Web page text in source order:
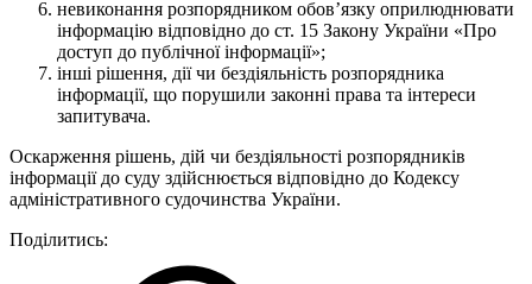
невиконання розпорядником обов’язку оприлюднювати
інформацію відповідно до ст. 15 Закону України «Про
доступ до публічної інформації»;
інші рішення, дії чи бездіяльність розпорядника
інформації, що порушили законні права та інтереси
запитувача.
Оскарження рішень, дій чи бездіяльності розпорядників
інформації до суду здійснюється відповідно до Кодексу
адміністративного судочинства України.
Поділитись: